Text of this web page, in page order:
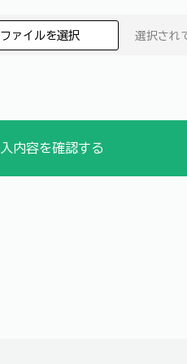
ファイルを選択 選択され